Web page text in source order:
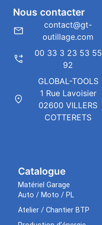
Catalogue
Matériel Garage
Auto / Moto / PL
Atelier / Chantier BTP
Nous contacter
contact@gt-
outillage.com
00 33 3 23 53 55
92
GLOBAL-TOOLS
1 Rue Lavoisier
02600 VILLERS
COTTERETS